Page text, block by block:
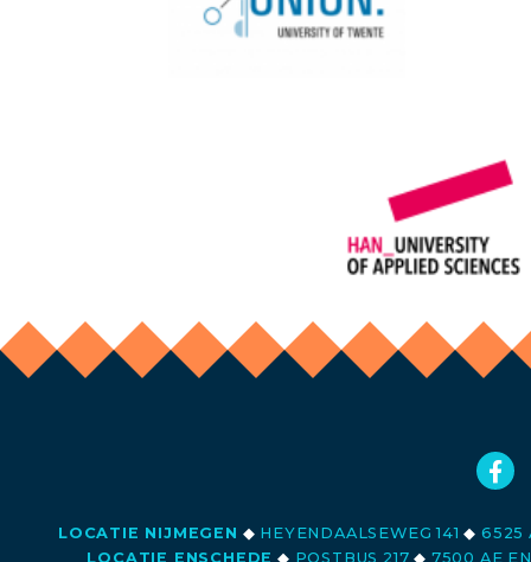
LOCATIE NIJMEGEN ◆ HEYENDAALSEWEG 141◆ 6525
LOCATIE ENSCHEDE ◆ POSTBUS 217◆ 7500 AE